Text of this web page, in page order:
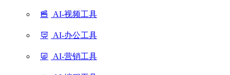
AI-视频工具
AI-办公工具
AI-营销工具